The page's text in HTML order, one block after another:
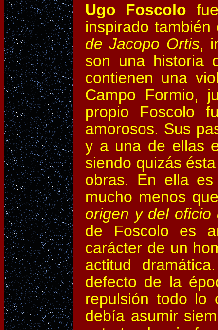
Ugo Foscolo
inspirado
de Jacopo Ortis,
son una historia
contienen una
Campo Formio,
propio Foscolo
amorosos. Sus
y a una de ellas
siendo quizás
obras. En ella
mucho menos
origen y del oficio
de Foscolo es
carácter de un
actitud
defecto de la
repulsión todo lo
debía asumir